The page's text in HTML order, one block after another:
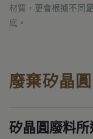
材質，更會根據不同
底。
廢棄矽晶
矽晶圓廢料